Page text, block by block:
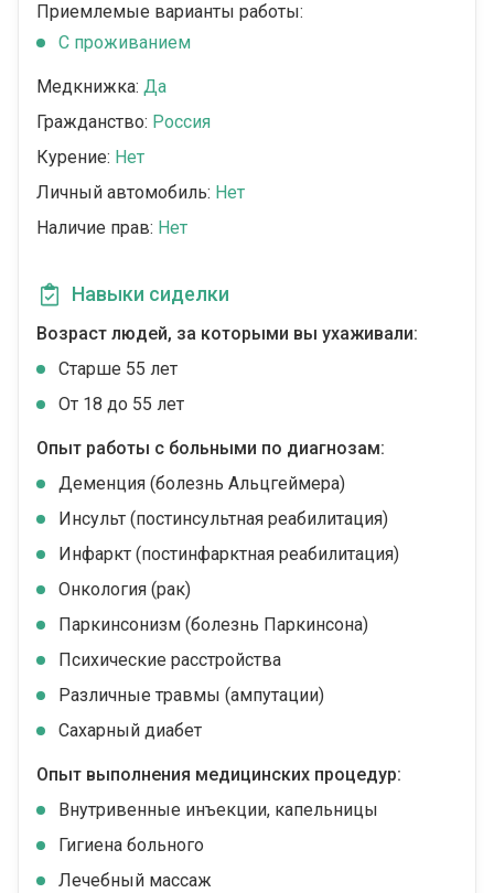
Приемлемые варианты работы:
C проживанием
Медкнижка: Да
Гражданство: Россия
Курение: Нет
Личный автомобиль: Нет
Наличие прав: Нет
Навыки сиделки
Возраст людей, за которыми вы ухаживали:
Cтарше 55 лет
От 18 до 55 лет
Опыт работы с больными по диагнозам:
Деменция (болезнь Альцгеймера)
Инсульт (постинсультная реабилитация)
Инфаркт (постинфарктная реабилитация)
Онкология (рак)
Паркинсонизм (болезнь Паркинсона)
Психические расстройства
Различные травмы (ампутации)
Сахарный диабет
Опыт выполнения медицинских процедур:
Внутривенные инъекции, капельницы
Гигиена больного
Лечебный массаж